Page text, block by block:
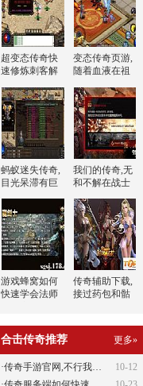
超变态传奇快
速修炼刺客解
变态传奇页游,
随着血液在祖
蚂蚁迷失传奇,
目光呆滞有巨
我们的传奇,无
和不解在战士
游戏蜂窝如何
快速学会法师
传奇辅助下载,
接过药包和骷
合击传奇推荐 更多»
10-12
·传奇手游官网,不行我来得到虹魔教